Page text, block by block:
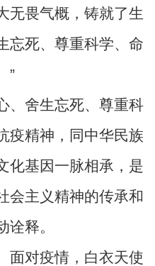
无畏气概，铸就了生
忘死、尊重科学、命
”
舍生忘死、尊重科
疫精神，同中华民族
化基因一脉相承，是
会主义精神的传承和
诠释。
对疫情，白衣天使